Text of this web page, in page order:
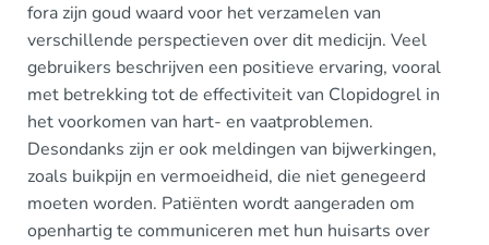
fora zijn goud waard voor het verzamelen van
verschillende perspectieven over dit medicijn. Veel
gebruikers beschrijven een positieve ervaring, vooral
met betrekking tot de effectiviteit van Clopidogrel in
het voorkomen van hart- en vaatproblemen.
Desondanks zijn er ook meldingen van bijwerkingen,
zoals buikpijn en vermoeidheid, die niet genegeerd
moeten worden. Patiënten wordt aangeraden om
openhartig te communiceren met hun huisarts over